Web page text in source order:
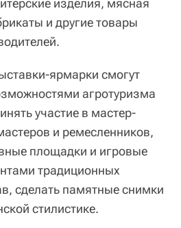
и другие товары
ярмарки смогут
агротуризма
участие в мастер-
и ремесленников,
площадки и игровые
традиционных
сделать памятные снимки
стилистике.